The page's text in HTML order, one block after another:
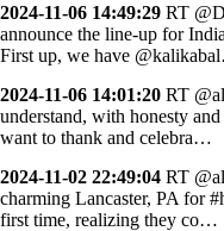
2024-11-06 14:49:29 RT
announce the line-up for
First up, we have
2024-11-06 14:01:20 RT
understand, with honesty
want to thank and celebra…
2024-11-02 22:49:04 RT
charming Lancaster, PA for
first time, realizing they co…